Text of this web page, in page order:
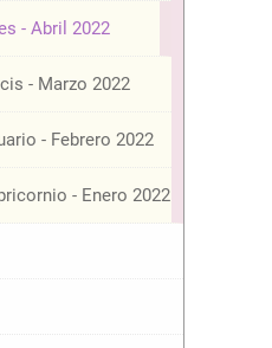
- Abril 2022
- Marzo 2022
- Febrero 2022
- Enero 2022